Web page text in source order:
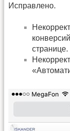
Исправлено.
странице.